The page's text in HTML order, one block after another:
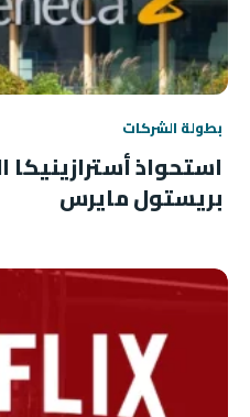
بطولة الشركات
استحواذ
بريستول مايرس